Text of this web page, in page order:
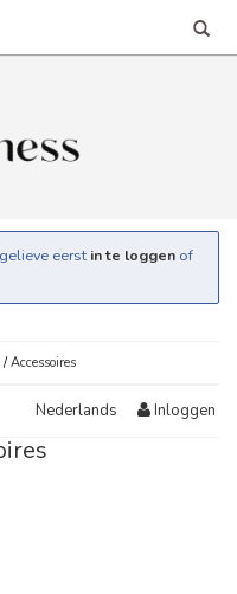
eerst in te loggen of
/Accessoires
Nederlands Inloggen